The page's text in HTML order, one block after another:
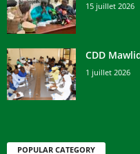
15 juillet 2026
CDD
1 juillet 2026
POPULAR CATEGORY